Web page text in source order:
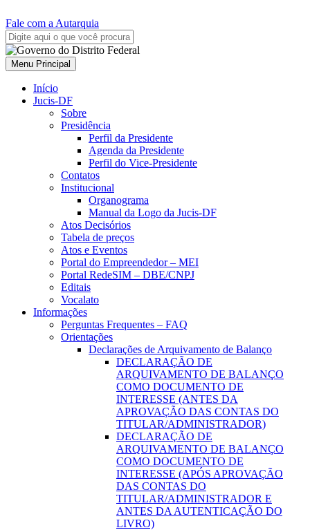
Fale com a Autarquia
Menu Principal
Início
Jucis-DF
Sobre
Presidência
Perfil da Presidente
Agenda da Presidente
Perfil do Vice-Presidente
Contatos
Institucional
Organograma
Manual da Logo da Jucis-DF
Atos Decisórios
Tabela de preços
Atos e Eventos
Portal do Empreendedor – MEI
Portal RedeSIM – DBE/CNPJ
Editais
Vocalato
Informações
Perguntas Frequentes – FAQ
Orientações
Declarações de Arquivamento de Balanço
DECLARAÇÃO DE
ARQUIVAMENTO DE BALANÇO
COMO DOCUMENTO DE
INTERESSE (ANTES DA
APROVAÇÃO DAS CONTAS DO
TITULAR/ADMINISTRADOR)
DECLARAÇÃO DE
ARQUIVAMENTO DE BALANÇO
COMO DOCUMENTO DE
INTERESSE (APÓS APROVAÇÃO
DAS CONTAS DO
TITULAR/ADMINISTRADOR E
ANTES DA AUTENTICAÇÃO DO
LIVRO)